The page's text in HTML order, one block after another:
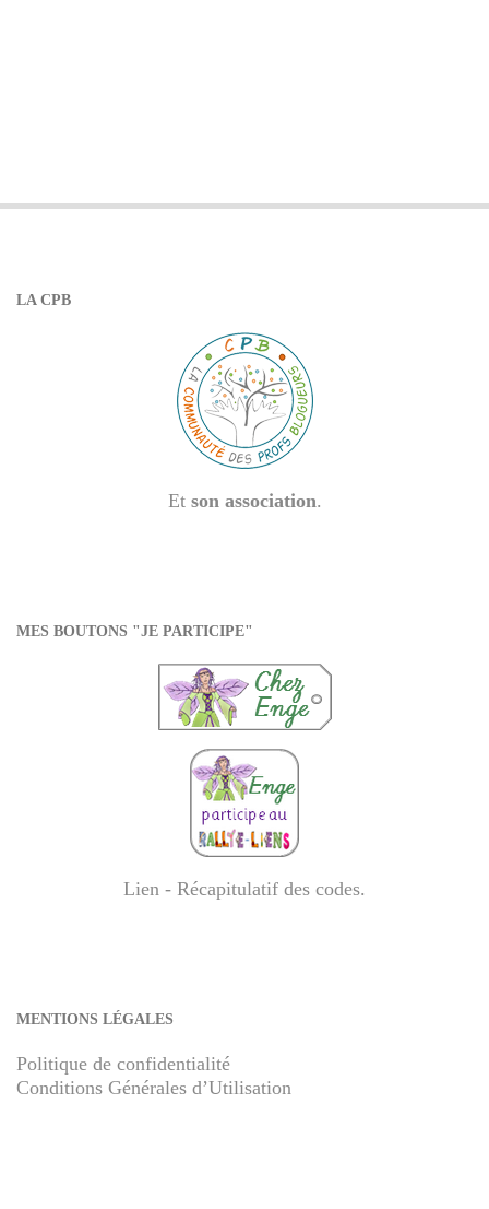
LA CPB
Et son association.
MES BOUTONS "JE PARTICIPE"
Lien - Récapitulatif des codes.
MENTIONS LÉGALES
Politique de confidentialité
Conditions Générales d’Utilisation